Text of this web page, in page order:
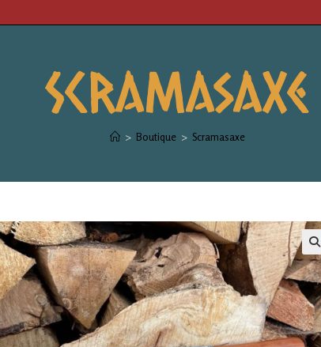
Scramasaxe
> Boutique > Scramasaxe